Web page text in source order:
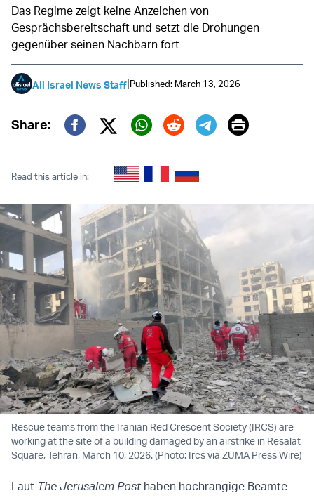
Das Regime zeigt keine Anzeichen von
Gesprächsbereitschaft und setzt die Drohungen
gegenüber seinen Nachbarn fort
All Israel News Staff|Published: March 13, 2026
Share:
Twitter (X)
Print
Read this article in:
Rescue teams from the Iranian Red Crescent Society (IRCS) are
working at the site of a building damaged by an airstrike in Resalat
Square, Tehran, March 10, 2026. (Photo: Ircs via ZUMA Press Wire)
Laut The Jerusalem Posthaben hochrangige Beamte